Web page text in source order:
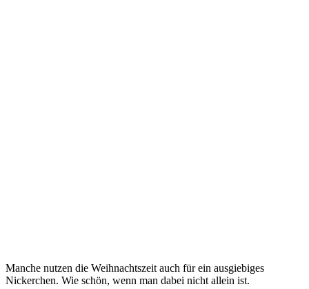
Manche nutzen die Weihnachtszeit auch für ein ausgiebiges
Nickerchen. Wie schön, wenn man dabei nicht allein ist.